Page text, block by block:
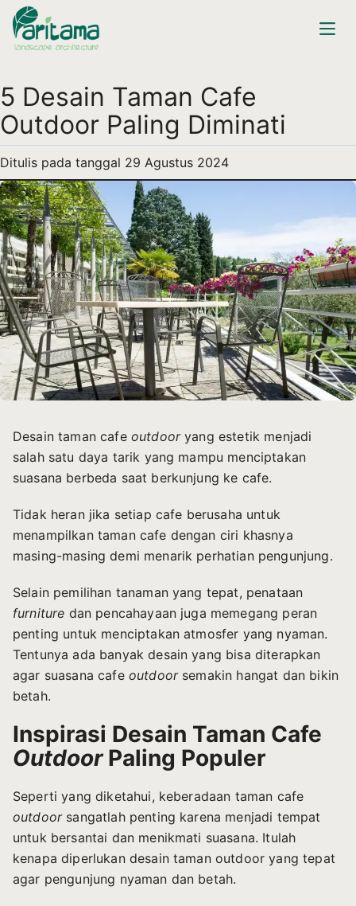
5 Desain Taman Cafe
Outdoor Paling Diminati
Ditulis pada tanggal 29 Agustus 2024
Desain taman cafe outdooryang estetik menjadi
salah satu daya tarik yang mampu menciptakan
suasana berbeda saat berkunjung ke cafe.
Tidak heran jika setiap cafe berusaha untuk
menampilkan taman cafe dengan ciri khasnya
masing-masing demi menarik perhatian pengunjung.
Selain pemilihan tanaman yang tepat, penataan
furniture dan pencahayaan juga memegang peran
penting untuk menciptakan atmosfer yang nyaman.
Tentunya ada banyak desain yang bisa diterapkan
agar suasana cafe outdoor semakin hangat dan bikin
betah.
Inspirasi Desain Taman Cafe
Outdoor Paling Populer
Seperti yang diketahui, keberadaan taman cafe
outdoor sangatlah penting karena menjadi tempat
untuk bersantai dan menikmati suasana. Itulah
kenapa diperlukan desain taman outdoor yang tepat
agar pengunjung nyaman dan betah.